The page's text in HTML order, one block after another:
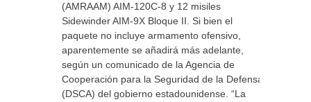
(AMRAAM) AIM-120C-8 y 12 misiles
Sidewinder AIM-9X Bloque II. Si bien el
paquete no incluye armamento ofensivo,
aparentemente se añadirá más adelante,
según un comunicado de la Agencia de
Cooperación para la Seguridad de la Defensa
(DSCA) del gobierno estadounidense. “La